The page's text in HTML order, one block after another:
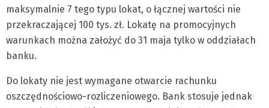
maksymalnie 7 tego typu lokat, o łącznej wartości nie
przekraczającej 100 tys. zł. Lokatę na promocyjnych
warunkach można założyć do 31 maja tylko w oddziałach
banku.
Do lokaty nie jest wymagane otwarcie rachunku
oszczędnościowo-rozliczeniowego. Bank stosuje jednak